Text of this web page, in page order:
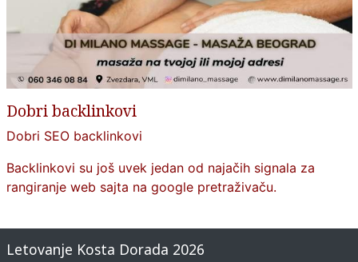
Dobri backlinkovi
Dobri SEO backlinkovi
Backlinkovi su još uvek jedan od najačih signala za
rangiranje web sajta na google pretraživaču.
Letovanje Kosta Dorada 2026